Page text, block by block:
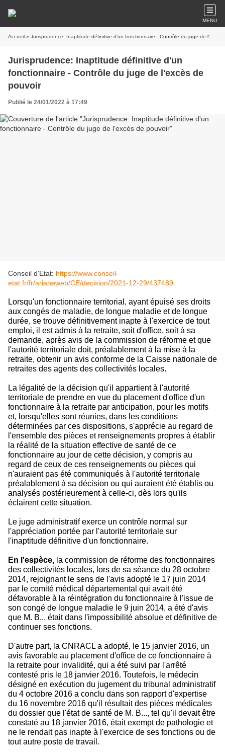
MENU
Accueil » Jurisprudence: Inaptitude définitive d'un fonctionnaire - Contrôle du juge de l'excès de pouvoir
Jurisprudence: Inaptitude définitive d'un
fonctionnaire - Contrôle du juge de l'excès de
pouvoir
Publié le 24/01/2022 à 17:49
Conseil d'Etat: https://www.conseil-
etat.fr/fr/arianeweb/CE/decision/2021-12-29/437489
Lorsqu'un fonctionnaire territorial, ayant épuisé ses droits
aux congés de maladie, de longue maladie et de longue
durée, se trouve définitivement inapte à l'exercice de tout
emploi, il est admis à la retraite, soit d'office, soit à sa
demande, après avis de la commission de réforme et que
l'autorité territoriale doit, préalablement à la mise à la
retraite, obtenir un avis conforme de la Caisse nationale de
retraites des agents des collectivités locales.
La légalité de la décision qu'il appartient à l'autorité
territoriale de prendre en vue du placement d'office d'un
fonctionnaire à la retraite par anticipation, pour les motifs
et, lorsqu'elles sont réunies, dans les conditions
déterminées par ces dispositions, s'apprécie au regard de
l'ensemble des pièces et renseignements propres à établir
la réalité de la situation effective de santé de ce
fonctionnaire au jour de cette décision, y compris au
regard de ceux de ces renseignements ou pièces qui
n'auraient pas été communiqués à l'autorité territoriale
préalablement à sa décision ou qui auraient été établis ou
analysés postérieurement à celle-ci, dès lors qu'ils
éclairent cette situation.
Le juge administratif exerce un contrôle normal sur
l'appréciation portée par l'autorité territoriale sur
l'inaptitude définitive d'un fonctionnaire.
En l'espèce, la commission de réforme des fonctionnaires
des collectivités locales, lors de sa séance du 28 octobre
2014, rejoignant le sens de l'avis adopté le 17 juin 2014
par le comité médical départemental qui avait été
défavorable à la réintégration du fonctionnaire à l'issue de
son congé de longue maladie le 9 juin 2014, a été d'avis
que M. B... était dans l'impossibilité absolue et définitive de
continuer ses fonctions.
D'autre part, la CNRACL a adopté, le 15 janvier 2016, un
avis favorable au placement d'office de ce fonctionnaire à
la retraite pour invalidité, qui a été suivi par l'arrêté
contesté pris le 18 janvier 2016. Toutefois, le médecin
désigné en exécution du jugement du tribunal administratif
du 4 octobre 2016 a conclu dans son rapport d'expertise
du 16 novembre 2016 qu'il résultait des pièces médicales
du dossier que l'état de santé de M. B..., tel qu'il devait être
constaté au 18 janvier 2016, était exempt de pathologie et
ne le rendait pas inapte à l'exercice de ses fonctions ou de
tout autre poste de travail.